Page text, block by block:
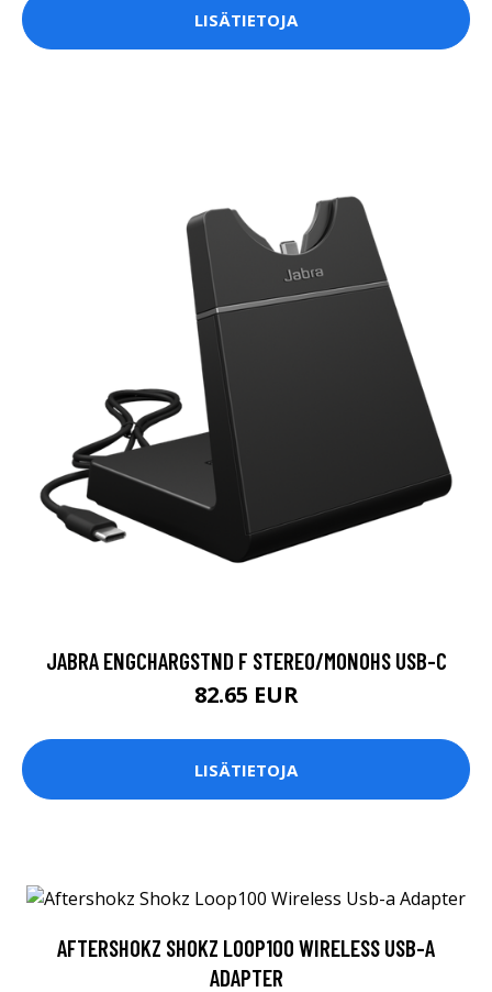
LISÄTIETOJA
JABRA ENGCHARGSTND F STEREO/MONOHS USB-C
82.65 EUR
LISÄTIETOJA
AFTERSHOKZ SHOKZ LOOP100 WIRELESS USB-A
ADAPTER